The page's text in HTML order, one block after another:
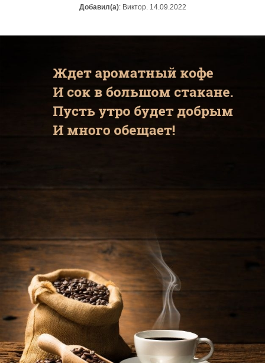
Добавил(а): Виктор. 14.09.2022